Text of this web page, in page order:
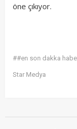
öne çıkıyor.
##en son dakka
Star Medya